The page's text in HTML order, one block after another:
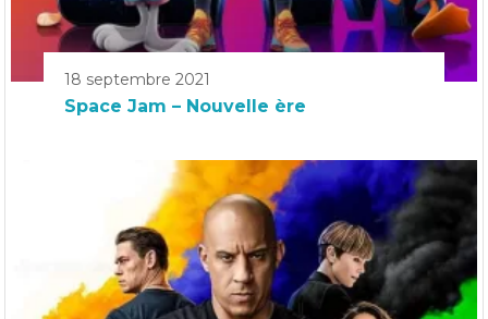
18 septembre 2021
Space Jam – Nouvelle ère